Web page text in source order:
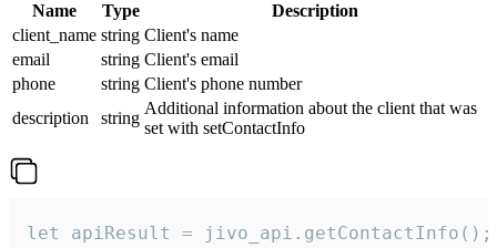
Name Type
Description
client_name string Client's name
email
string Client's email
phone
string Client's phone number
description
string
Additional information about the client that was
set with setContactInfo
let apiResult = jivo_api.getContactInfo();